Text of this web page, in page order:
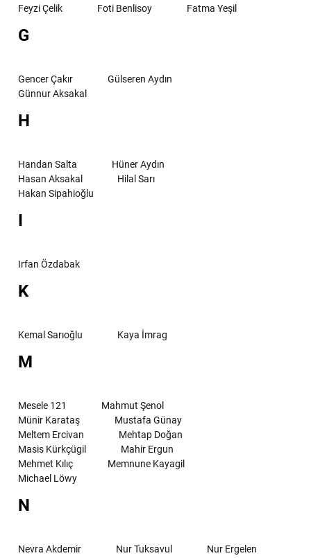
Feyzi Çelik
Foti Benlisoy Fatma Yeşil
G
Gencer Çakır
Gülseren Aydın
Günnur Aksakal
H
Handan Salta
Hüner Aydın
Hasan Aksakal
Hilal Sarı
Hakan Sipahioğlu
I
Irfan Özdabak
K
Kemal Sarıoğlu Kaya İmrag
M
Mesele 121
Mahmut Şenol
Münir Karataş
Mustafa Günay
Meltem Ercivan
Mehtap Doğan
Masis Kürkçügil
Mahir Ergun
Mehmet Kılıç
Memnune Kayagil
Michael Löwy
N
Nevra Akdemir Nur Tuksavul Nur Ergelen